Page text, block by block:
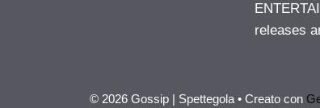
releases
© 2026 Gossip | Spettegola • Creato con